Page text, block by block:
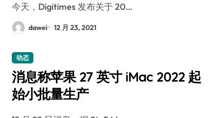
今天，Digitimes 发布关于 20…
dawei 12 月 23, 2021
动态
消息称苹果 27 英寸 iMac 2022 起
始小批量生产